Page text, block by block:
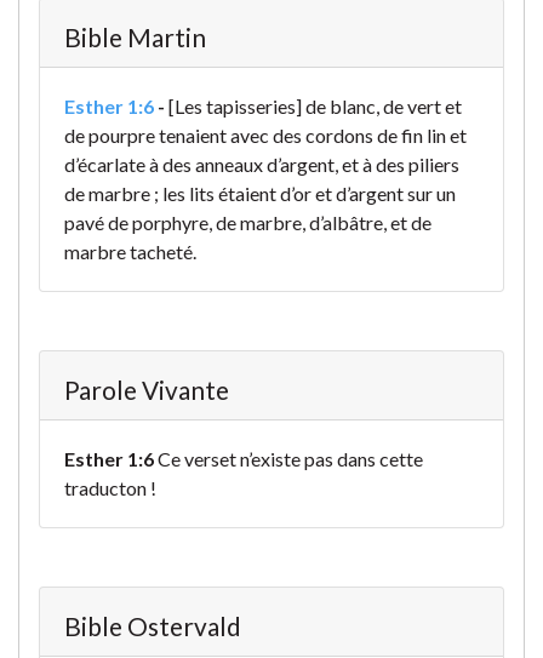
Bible Martin
Esther 1:6 - [Les tapisseries] de blanc, de vert et
de pourpre tenaient avec des cordons de fin lin et
d’écarlate à des anneaux d’argent, et à des piliers
de marbre ; les lits étaient d’or et d’argent sur un
pavé de porphyre, de marbre, d’albâtre, et de
marbre tacheté.
Parole Vivante
Esther 1:6Ce verset n’existe pas dans cette
traducton !
Bible Ostervald